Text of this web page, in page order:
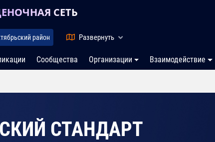
СЕТЬ
район Развернуть
Сообщества Организации Взаимодействие
СТАНДАРТ